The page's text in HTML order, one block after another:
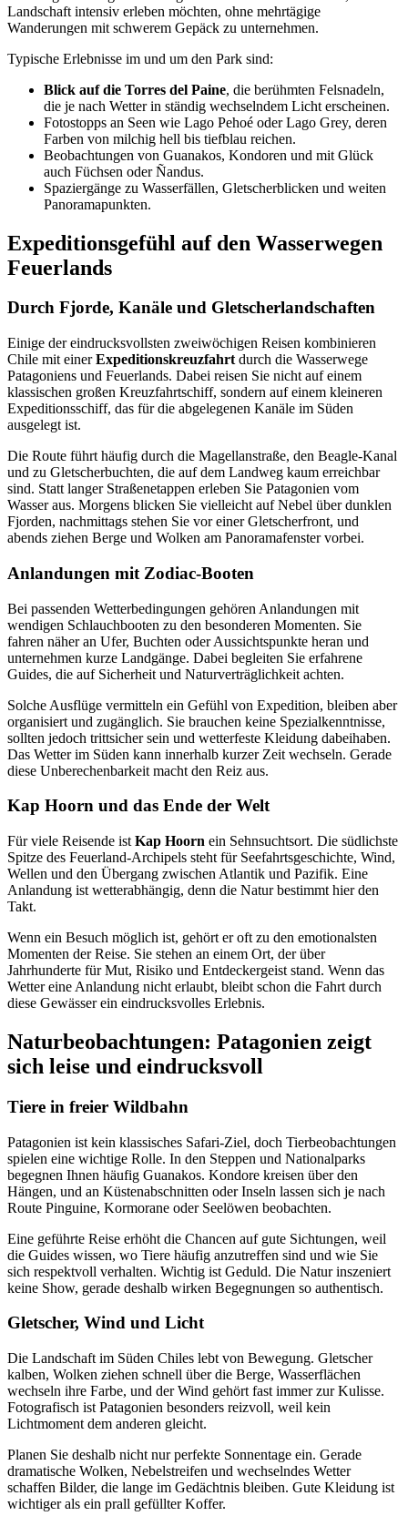
Landschaft intensiv erleben möchten, ohne mehrtägige
Wanderungen mit schwerem Gepäck zu unternehmen.
Typische Erlebnisse im und um den Park sind:
Blick auf die Torres del Paine, die berühmten Felsnadeln,
die je nach Wetter in ständig wechselndem Licht erscheinen.
Fotostopps an Seen wie Lago Pehoé oder Lago Grey, deren
Farben von milchig hell bis tiefblau reichen.
Beobachtungen von Guanakos, Kondoren und mit Glück
auch Füchsen oder Ñandus.
Spaziergänge zu Wasserfällen, Gletscherblicken und weiten
Panoramapunkten.
Expeditionsgefühl auf den Wasserwegen
Feuerlands
Durch Fjorde, Kanäle und Gletscherlandschaften
Einige der eindrucksvollsten zweiwöchigen Reisen kombinieren
Chile mit einerExpeditionskreuzfahrt durch die Wasserwege
Patagoniens und Feuerlands. Dabei reisen Sie nicht auf einem
klassischen großen Kreuzfahrtschiff, sondern auf einem kleineren
Expeditionsschiff, das für die abgelegenen Kanäle im Süden
ausgelegt ist.
Die Route führt häufig durch die Magellanstraße, den Beagle-Kanal
und zu Gletscherbuchten, die auf dem Landweg kaum erreichbar
sind. Statt langer Straßenetappen erleben Sie Patagonien vom
Wasser aus. Morgens blicken Sie vielleicht auf Nebel über dunklen
Fjorden, nachmittags stehen Sie vor einer Gletscherfront, und
abends ziehen Berge und Wolken am Panoramafenster vorbei.
Anlandungen mit Zodiac-Booten
Bei passenden Wetterbedingungen gehören Anlandungen mit
wendigen Schlauchbooten zu den besonderen Momenten. Sie
fahren näher an Ufer, Buchten oder Aussichtspunkte heran und
unternehmen kurze Landgänge. Dabei begleiten Sie erfahrene
Guides, die auf Sicherheit und Naturverträglichkeit achten.
Solche Ausflüge vermitteln ein Gefühl von Expedition, bleiben aber
organisiert und zugänglich. Sie brauchen keine Spezialkenntnisse,
sollten jedoch trittsicher sein und wetterfeste Kleidung dabeihaben.
Das Wetter im Süden kann innerhalb kurzer Zeit wechseln. Gerade
diese Unberechenbarkeit macht den Reiz aus.
Kap Hoorn und das Ende der Welt
Für viele Reisende ist Kap Hoorn ein Sehnsuchtsort. Die südlichste
Spitze des Feuerland-Archipels steht für Seefahrtsgeschichte, Wind,
Wellen und den Übergang zwischen Atlantik und Pazifik. Eine
Anlandung ist wetterabhängig, denn die Natur bestimmt hier den
Takt.
Wenn ein Besuch möglich ist, gehört er oft zu den emotionalsten
Momenten der Reise. Sie stehen an einem Ort, der über
Jahrhunderte für Mut, Risiko und Entdeckergeist stand. Wenn das
Wetter eine Anlandung nicht erlaubt, bleibt schon die Fahrt durch
diese Gewässer ein eindrucksvolles Erlebnis.
Naturbeobachtungen: Patagonien zeigt
sich leise und eindrucksvoll
Tiere in freier Wildbahn
Patagonien ist kein klassisches Safari-Ziel, doch Tierbeobachtungen
spielen eine wichtige Rolle. In den Steppen und Nationalparks
begegnen Ihnen häufig Guanakos. Kondore kreisen über den
Hängen, und an Küstenabschnitten oder Inseln lassen sich je nach
Route Pinguine, Kormorane oder Seelöwen beobachten.
Eine geführte Reise erhöht die Chancen auf gute Sichtungen, weil
die Guides wissen, wo Tiere häufig anzutreffen sind und wie Sie
sich respektvoll verhalten. Wichtig ist Geduld. Die Natur inszeniert
keine Show, gerade deshalb wirken Begegnungen so authentisch.
Gletscher, Wind und Licht
Die Landschaft im Süden Chiles lebt von Bewegung. Gletscher
kalben, Wolken ziehen schnell über die Berge, Wasserflächen
wechseln ihre Farbe, und der Wind gehört fast immer zur Kulisse.
Fotografisch ist Patagonien besonders reizvoll, weil kein
Lichtmoment dem anderen gleicht.
Planen Sie deshalb nicht nur perfekte Sonnentage ein. Gerade
dramatische Wolken, Nebelstreifen und wechselndes Wetter
schaffen Bilder, die lange im Gedächtnis bleiben. Gute Kleidung ist
wichtiger als ein prall gefüllter Koffer.